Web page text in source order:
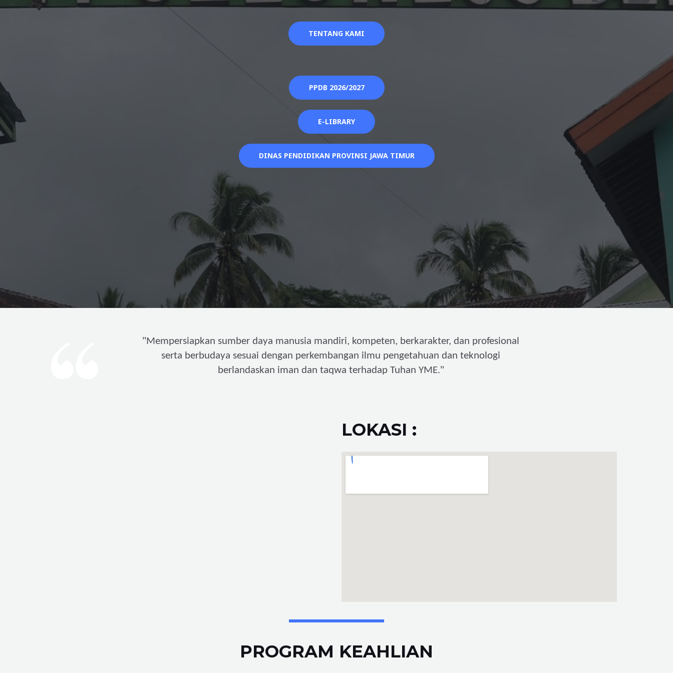
TENTANG KAMI
PPDB 2026/2027
E-LIBRARY
DINAS PENDIDIKAN PROVINSI JAWA TIMUR
"Mempersiapkan sumber daya manusia mandiri, kompeten, berkarakter, dan profesional
serta berbudaya sesuai dengan perkembangan ilmu pengetahuan dan teknologi
berlandaskan iman dan taqwa terhadap Tuhan YME."
LOKASI :
PROGRAM KEAHLIAN